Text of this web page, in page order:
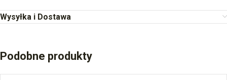
Wysyłka i Dostawa
Podobne produkty